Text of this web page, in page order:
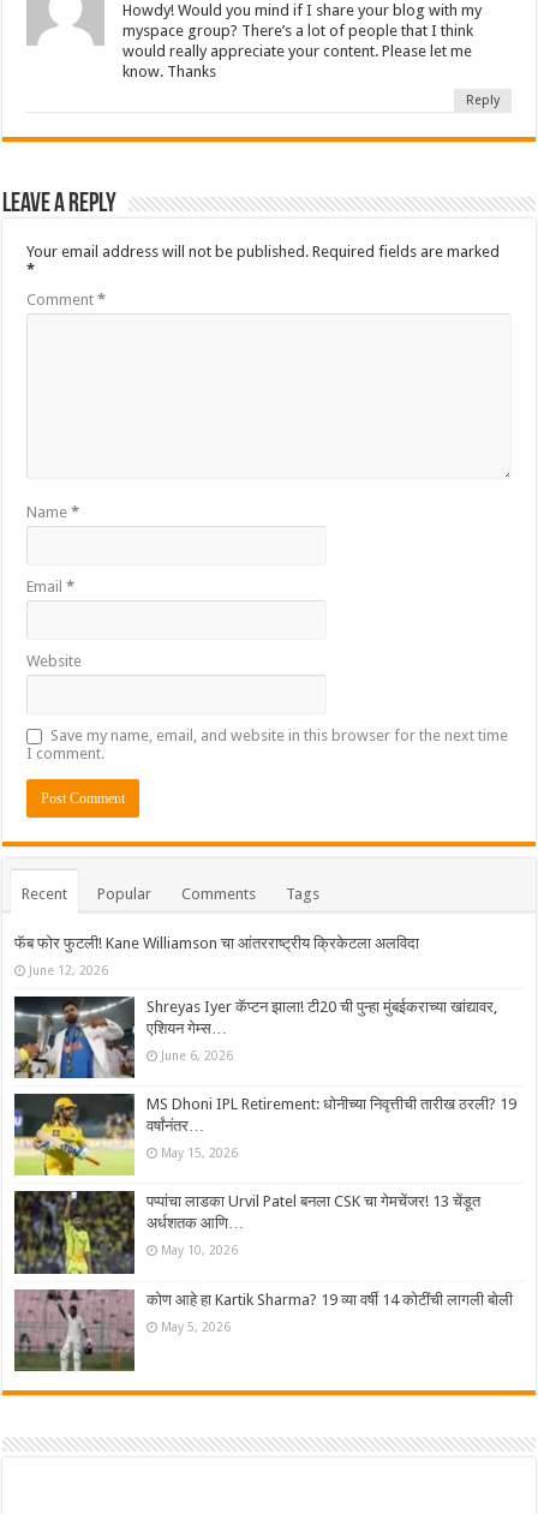
Howdy! Would you mind if I share your blog with my
myspace group? There’s a lot of people that I think
would really appreciate your content. Please let me
know. Thanks
Reply
Leave a Reply
Your email address will not be published. Required fields are marked
*
Comment*
Name*
Email*
Website
Save my name, email, and website in this browser for the next time
I comment.
Recent Popular Comments Tags
फॅब फोर फुटली! Kane Williamson चा आंतरराष्ट्रीय क्रिकेटला अलविदा
June 12, 2026
Shreyas Iyer कॅप्टन झाला! टी20 ची पुन्हा मुंबईकराच्या खांद्यावर,
एशियन गेम्स…
June 6, 2026
MS Dhoni IPL Retirement: धोनीच्या निवृत्तीची तारीख ठरली? 19
वर्षांनंतर…
May 15, 2026
पप्पांचा लाडका Urvil Patel बनला CSK चा गेमचेंजर! 13 चेंडूत
अर्धशतक आणि…
May 10, 2026
कोण आहे हा Kartik Sharma? 19 व्या वर्षी 14 कोटींची लागली बोली
May 5, 2026